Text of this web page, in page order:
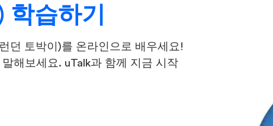
습하기
던 토박이)를 온라인으로 배우세요!
해보세요. uTalk과 함께 지금 시작